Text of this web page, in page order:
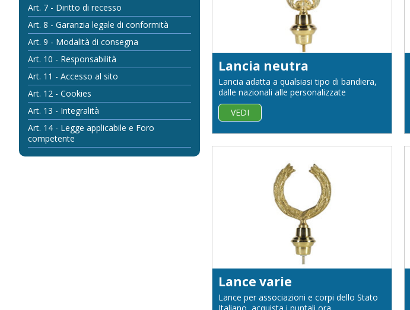
Art. 7 - Diritto di recesso
Art. 8 - Garanzia legale di conformità
Art. 9 - Modalità di consegna
Art. 10 - Responsabilità
Art. 11 - Accesso al sito
Art. 12 - Cookies
Art. 13 - Integralità
Art. 14 - Legge applicabile e Foro
competente
Lancia neutra
Lancia adatta a qualsiasi tipo di bandiera,
dalle nazionali alle personalizzate
VEDI
Lance varie
Lance per associazioni e corpi dello Stato
Italiano, acquista i puntali ora